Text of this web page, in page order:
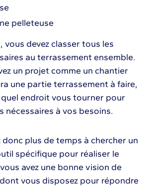
pelleteuse
vous devez classer tous les
au terrassement ensemble.
un projet comme un chantier
une partie terrassement à faire,
quel endroit vous tourner pour
nécessaires à vos besoins.
donc plus de temps à chercher un
spécifique pour réaliser le
avez une bonne vision de
vous disposez pour répondre